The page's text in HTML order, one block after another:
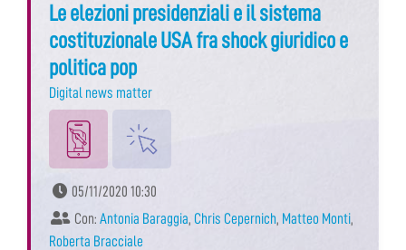
Le elezioni presidenziali e il sistema
costituzionale USA fra shock giuridico e
politica pop
Digital news matter
05/11/2020 10:30
Con: Antonia Baraggia, Chris Cepernich, Matteo Monti,
Roberta Bracciale